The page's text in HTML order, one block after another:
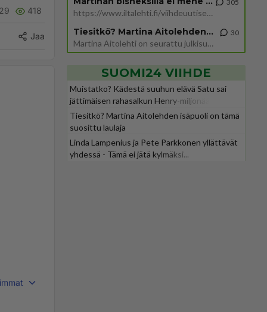
29 418
Jaa
https://www.iltalehti.fi/viihdeuutiset/a/c46da6ab-340f-4790-aaa7-0865eed2336 Yrityksen konkurssihakemus on tullut kärä
305
Tiesitkö? Martina Aitolehden isäpuoli on tämä suosittu laulaja
Martina Aitolehti on seurattu julkisuuden henkilö. Lähipiiriin mahtuu muitakin tunnettuja henkilöitä. Tiesitkö, että Ma
30
SUOMI24 VIIHDE
Muistatko? Kädestä suuhun elävä Satu sai
jättimäisen rahasalkun Henry-miljonääriltä
Tiesitkö? Martina Aitolehden isäpuoli on tämä
suosittu laulaja
Linda Lampenius ja Pete Parkkonen yllättävät
yhdessä - Tämä ei jätä kylmäksi...